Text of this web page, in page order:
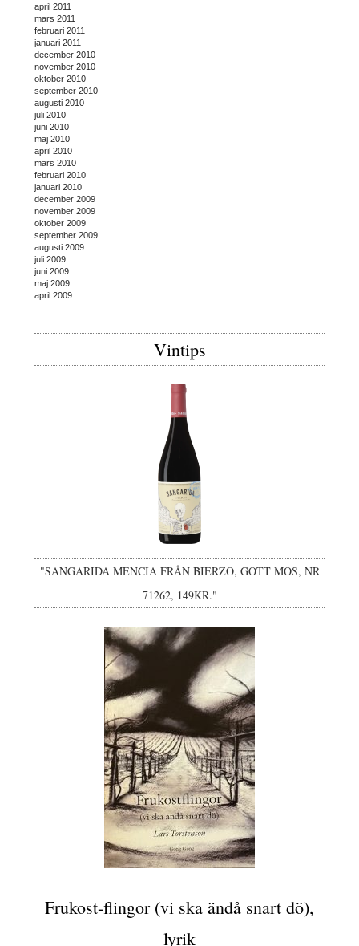
april 2011
mars 2011
februari 2011
januari 2011
december 2010
november 2010
oktober 2010
september 2010
augusti 2010
juli 2010
juni 2010
maj 2010
april 2010
mars 2010
februari 2010
januari 2010
december 2009
november 2009
oktober 2009
september 2009
augusti 2009
juli 2009
juni 2009
maj 2009
april 2009
Vintips
"SANGARIDA MENCIA FRÅN BIERZO, GÔTT MOS, NR
71262, 149KR."
Frukost-flingor (vi ska ändå snart dö),
lyrik